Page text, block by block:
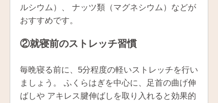
ルシウム）、 ナッツ類（マグネシウム）などが
おすすめです。
②就寝前のストレッチ習慣
毎晩寝る前に、5分程度の軽いストレッチを行い
ましょう。 ふくらはぎを中心に、足首の曲げ伸
ばしや アキレス腱伸ばしを取り入れると効果的